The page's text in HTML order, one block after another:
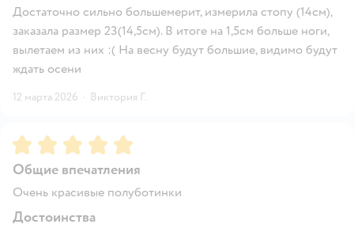
Достаточно сильно большемерит, измерила стопу (14см),
заказала размер 23(14,5см). В итоге на 1,5см больше ноги,
вылетаем из них :( На весну будут большие, видимо будут
ждать осени
12 марта 2026 · Виктория Г.
Рейтинг:5
Общие впечатления
Очень красивые полуботинки
Достоинства